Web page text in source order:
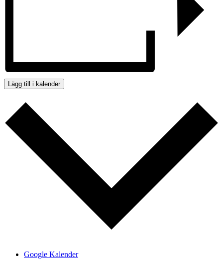
Lägg till i kalender
Google Kalender